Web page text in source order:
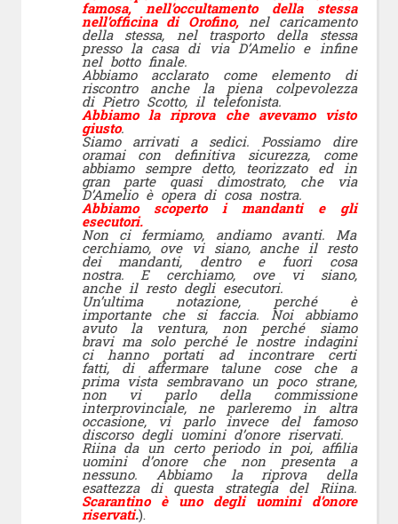
famosa, nell’occultamento della stessa
nell’officina di Orofino, nel caricamento
della stessa, nel trasporto della stessa
presso la casa di via D’Amelio e infine
nel botto finale.
Abbiamo acclarato come elemento di
riscontro anche la piena colpevolezza
di Pietro Scotto, il telefonista.
Abbiamo la riprova che avevamo visto
giusto.
Siamo arrivati a sedici. Possiamo dire
oramai con definitiva sicurezza, come
abbiamo sempre detto, teorizzato ed in
gran parte quasi dimostrato, che via
D’Amelio è opera di cosa nostra.
Abbiamo scoperto i mandanti e gli
esecutori.
Non ci fermiamo, andiamo avanti. Ma
cerchiamo, ove vi siano, anche il resto
dei mandanti, dentro e fuori cosa
nostra. E cerchiamo, ove vi siano,
anche il resto degli esecutori.
Un’ultima notazione, perché è
importante che si faccia. Noi abbiamo
avuto la ventura, non perché siamo
bravi ma solo perché le nostre indagini
ci hanno portati ad incontrare certi
fatti, di affermare talune cose che a
prima vista sembravano un poco strane,
non vi parlo della commissione
interprovinciale, ne parleremo in altra
occasione, vi parlo invece del famoso
discorso degli uomini d’onore riservati.
Riina da un certo periodo in poi, affilia
uomini d’onore che non presenta a
nessuno. Abbiamo la riprova della
esattezza di questa strategia del Riina.
Scarantino è uno degli uomini d’onore
riservati.).